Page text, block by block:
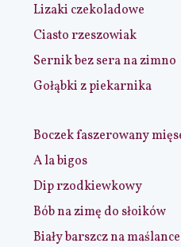
Lizaki czekoladowe
Ciasto rzeszowiak
Sernik bez sera na zimno
Gołąbki z piekarnika
Boczek faszerowany
A la bigos
Dip rzodkiewkowy
Bób na zimę do słoików
Biały barszcz na maślance